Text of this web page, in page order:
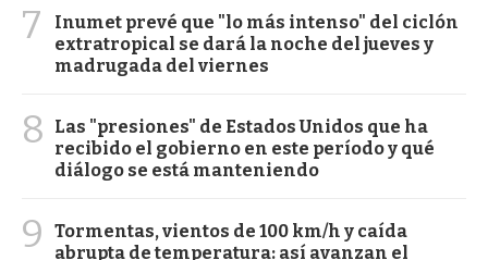
7
Inumet prevé que "lo más intenso" del ciclón
extratropical se dará la noche del jueves y
madrugada del viernes
8
Las "presiones" de Estados Unidos que ha
recibido el gobierno en este período y qué
diálogo se está manteniendo
9
Tormentas, vientos de 100 km/h y caída
abrupta de temperatura: así avanzan el